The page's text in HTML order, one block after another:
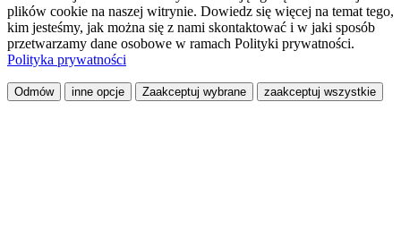
plików cookie na naszej witrynie. Dowiedz się więcej na temat tego,
kim jesteśmy, jak można się z nami skontaktować i w jaki sposób
przetwarzamy dane osobowe w ramach Polityki prywatności.
Polityka prywatności
Odmów inne opcje Zaakceptuj wybrane zaakceptuj wszystkie